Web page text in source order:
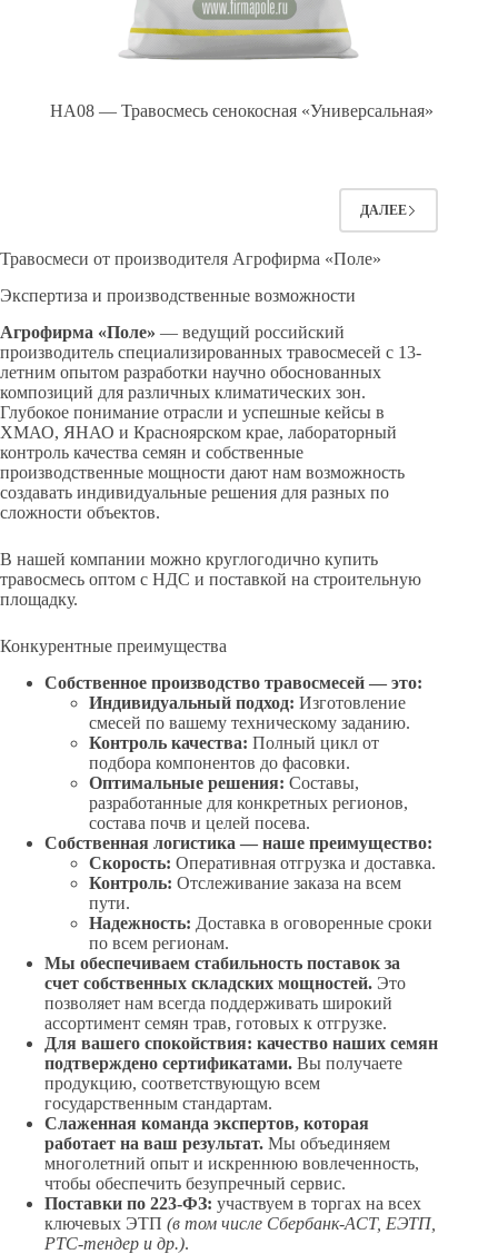
HA08 — Травосмесь сенокосная «Универсальная»
ДАЛЕЕ
Травосмеси от производителя Агрофирма «Поле»
Экспертиза и производственные возможности
Агрофирма «Поле» — ведущий российский
производитель специализированных травосмесей с 13-
летним опытом разработки научно обоснованных
композиций для различных климатических зон.
Глубокое понимание отрасли и успешные кейсы в
ХМАО, ЯНАО и Красноярском крае, лабораторный
контроль качества семян и собственные
производственные мощности дают нам возможность
создавать индивидуальные решения для разных по
сложности объектов.
В нашей компании можно круглогодично купить
травосмесь оптом с НДС и поставкой на строительную
площадку.
Конкурентные преимущества
Собственное производство травосмесей — это:
Индивидуальный подход: Изготовление
смесей по вашему техническому заданию.
Контроль качества: Полный цикл от
подбора компонентов до фасовки.
Оптимальные решения: Составы,
разработанные для конкретных регионов,
состава почв и целей посева.
Собственная логистика — наше преимущество:
Скорость: Оперативная отгрузка и доставка.
Контроль: Отслеживание заказа на всем
пути.
Надежность: Доставка в оговоренные сроки
по всем регионам.
Мы обеспечиваем стабильность поставок за
счет собственных складских мощностей. Это
позволяет нам всегда поддерживать широкий
ассортимент семян трав, готовых к отгрузке.
Для вашего спокойствия: качество наших семян
подтверждено сертификатами. Вы получаете
продукцию, соответствующую всем
государственным стандартам.
Слаженная команда экспертов, которая
работает на ваш результат. Мы объединяем
многолетний опыт и искреннюю вовлеченность,
чтобы обеспечить безупречный сервис.
Поставки по 223-ФЗ: участвуем в торгах на всех
ключевых ЭТП (в том числе Сбербанк-АСТ, ЕЭТП,
РТС-тендер и др.).